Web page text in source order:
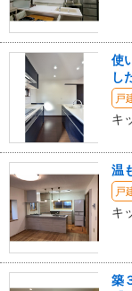
使
し
戸
キ
温
戸
キ
築